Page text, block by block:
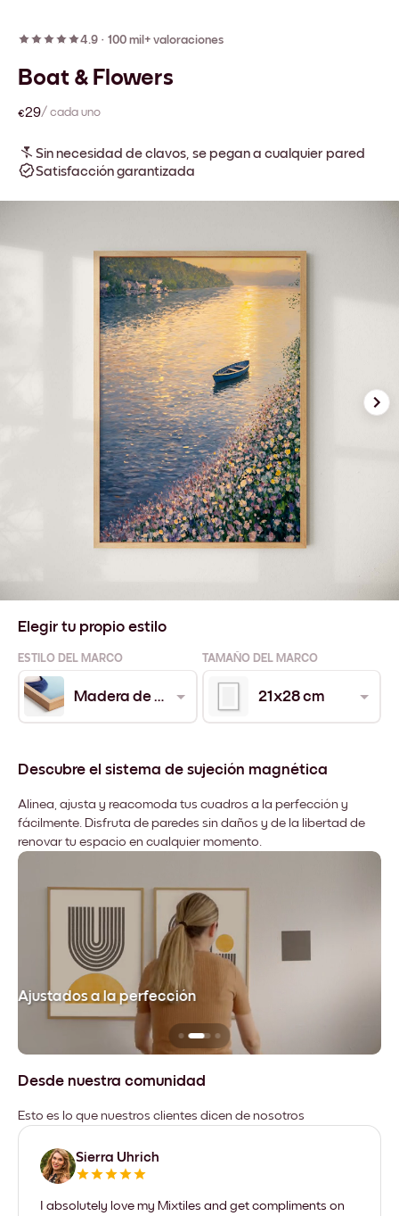
4.9 · 100 mil+ valoraciones
Boat & Flowers
€29/ cada uno
Sin necesidad de clavos, se pegan a cualquier pared
Satisfacción garantizada
Elegir tu propio estilo
ESTILO DEL MARCO TAMAÑO DEL MARCO
Madera de Roble 21x28 cm
Descubre el sistema de sujeción magnética
Alinea, ajusta y reacomoda tus cuadros a la perfección y
fácilmente. Disfruta de paredes sin daños y de la libertad de
renovar tu espacio en cualquier momento.
Ajustados a la perfección
Desde nuestra comunidad
Esto es lo que nuestros clientes dicen de nosotros
Sierra Uhrich
I absolutely love my Mixtiles and get compliments on